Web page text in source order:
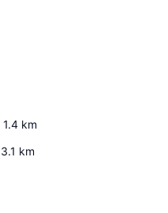
1.4 km
3.1 km